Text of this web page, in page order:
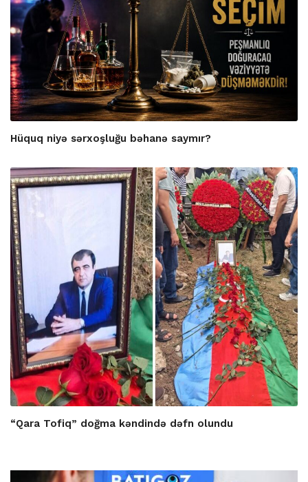
Hüquq niyə sərxoşluğu bəhanə saymır?
“Qara Tofiq” doğma kəndində dəfn olundu